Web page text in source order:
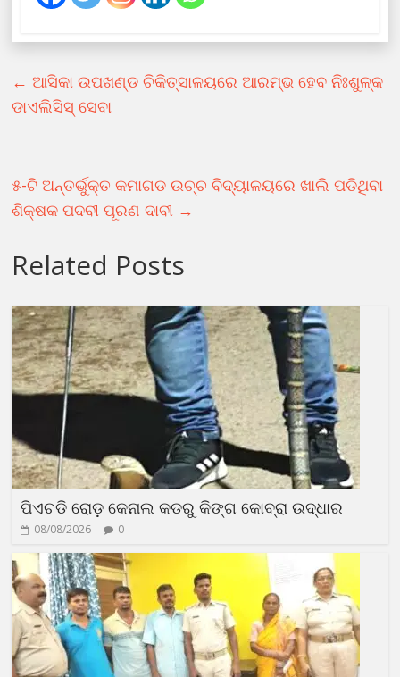
← ଆସିକା ଉପଖଣ୍ଡ ଚିକିତ୍ସାଳୟରେ ଆରମ୍ଭ ହେବ ନିଃଶୁଳ୍କ
ଡାଏଲିସିସ୍‍ ସେବା
୫-ଟି ଅନ୍ତର୍ଭୁକ୍ତ କମାଗଡ ଉଚ୍ଚ ବିଦ୍ୟାଳୟରେ ଖାଲି ପଡିଥିବା
ଶିକ୍ଷକ ପଦବୀ ପୂରଣ ଦାବୀ →
Related Posts
ପିଏଚଡି ରୋଡ଼ କେନାଲ କଡରୁ କିଙ୍ଗ କୋବ୍ରା ଉଦ୍ଧାର
08/08/2026 0